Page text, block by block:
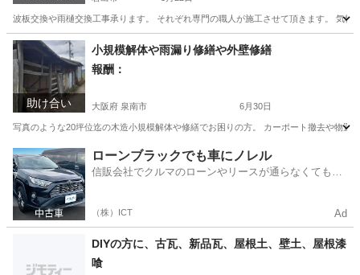
波板交換や雨樋交換工事承ります。 それぞれ専門の職人が施工させて頂きます。 気軽
和歌山 岩出市 その他
助け合い
小規模解体や雨漏り修繕や外壁修繕
報酬：
大阪府 泉南市 6月30日
写真のような20坪位迄の木造小規模解体や修繕でお困りの方。 カーポート撤去や物
大阪 泉南市 手伝いたい/助けたい
ローンブラックでも車にノレル
信販会社でクルマのローンやリースが通らなくてもク
（株）ICT Ad
DIYの方に、古瓦、新品瓦、屋根土、壁土、屋根漆
喰